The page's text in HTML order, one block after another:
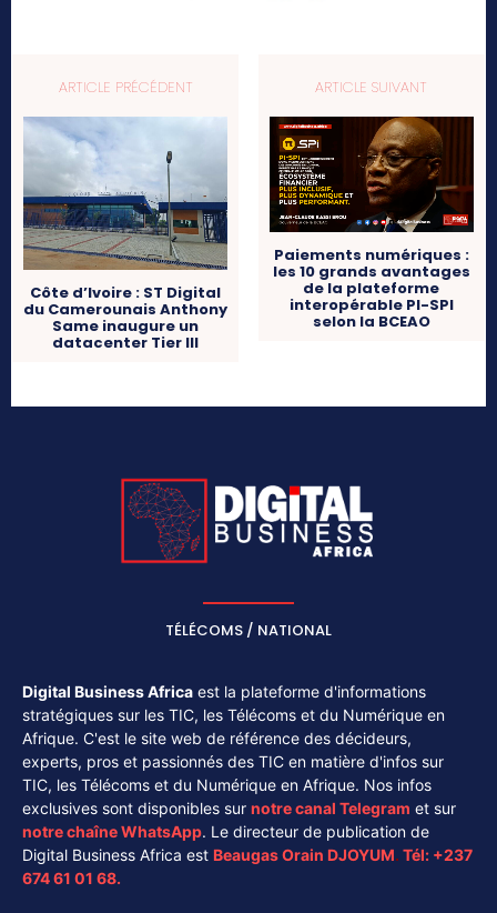
ARTICLE PRÉCÉDENT
Côte d’Ivoire : ST Digital
du Camerounais Anthony
Same inaugure un
datacenter Tier III
ARTICLE SUIVANT
Paiements numériques :
les 10 grands avantages
de la plateforme
interopérable PI-SPI
selon la BCEAO
TÉLÉCOMS / NATIONAL
Digital Business Africa est la plateforme d'informations
stratégiques sur les TIC, les Télécoms et du Numérique en
Afrique. C'est le site web de référence des décideurs,
experts, pros et passionnés des TIC en matière d'infos sur
TIC, les Télécoms et du Numérique en Afrique. Nos infos
exclusives sont disponibles sur notre canal Telegram et sur
notre chaîneWhatsApp. Le directeur de publication de
Digital Business Africa est Beaugas Orain DJOYUM. Tél: +237
674 61 01 68.